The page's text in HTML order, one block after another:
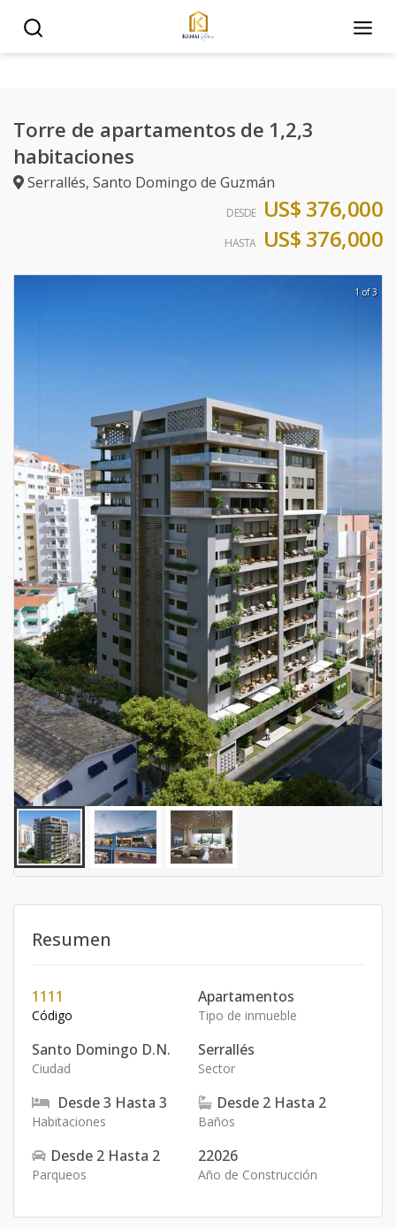
Torre de apartamentos de 1,2,3
habitaciones
Serrallés, Santo Domingo de Guzmán
DESDE US$ 376,000
HASTA US$ 376,000
1 of 3
Resumen
1111
Código
Apartamentos
Tipo de inmueble
Santo Domingo D.N.
Ciudad
Serrallés
Sector
Desde3 Hasta 3
Habitaciones
Desde 2 Hasta 2
Baños
Desde 2 Hasta 2
Parqueos
22026
Año de Construcción